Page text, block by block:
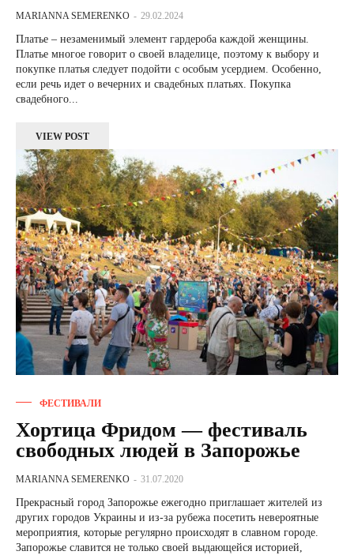
MARIANNA SEMERENKO - 29.02.2024
Платье – незаменимый элемент гардероба каждой женщины.
Платье многое говорит о своей владелице, поэтому к выбору и
покупке платья следует подойти с особым усердием. Особенно,
если речь идет о вечерних и свадебных платьях. Покупка
свадебного...
VIEW POST
ФЕСТИВАЛИ
Хортица Фридом — фестиваль
свободных людей в Запорожье
MARIANNA SEMERENKO - 31.07.2020
Прекрасный город Запорожье ежегодно приглашает жителей из
других городов Украины и из-за рубежа посетить невероятные
мероприятия, которые регулярно происходят в славном городе.
Запорожье славится не только своей выдающейся историей,